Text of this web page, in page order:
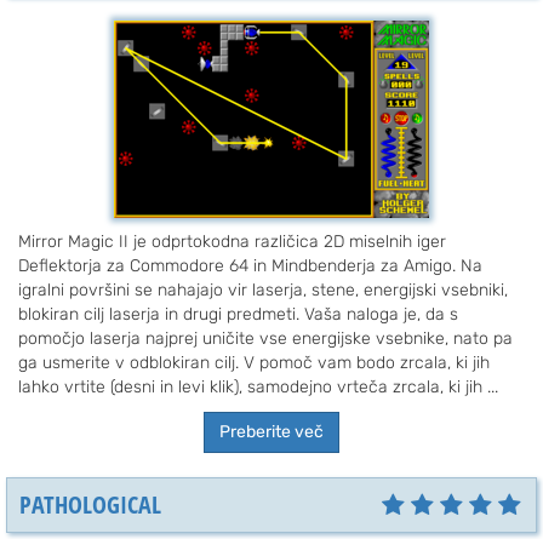
Mirror Magic II je odprtokodna različica 2D miselnih iger
Deflektorja za Commodore 64 in Mindbenderja za Amigo. Na
igralni površini se nahajajo vir laserja, stene, energijski vsebniki,
blokiran cilj laserja in drugi predmeti. Vaša naloga je, da s
pomočjo laserja najprej uničite vse energijske vsebnike, nato pa
ga usmerite v odblokiran cilj. V pomoč vam bodo zrcala, ki jih
lahko vrtite (desni in levi klik), samodejno vrteča zrcala, ki jih ...
Preberite več
PATHOLOGICAL